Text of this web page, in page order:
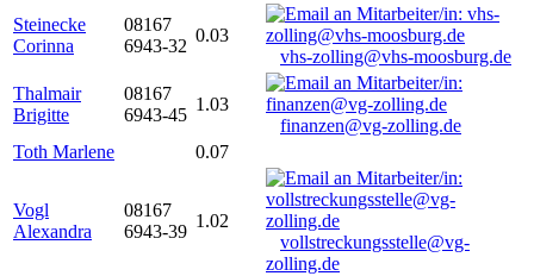
Steinecke
Corinna
08167
6943-32
0.03
vhs-zolling@vhs-moosburg.de
Thalmair
Brigitte
08167
6943-45
1.03
finanzen@vg-zolling.de
Toth Marlene
0.07
Vogl
Alexandra
08167
6943-39
1.02
vollstreckungsstelle@vg-
zolling.de